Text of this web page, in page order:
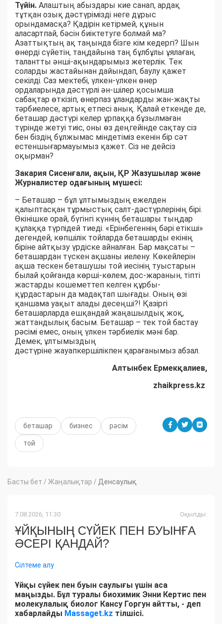
Түйін. Алаштың абыздары кие санап, ардақ
тұтқан озық дәстүрімізді неге дұрыс
орындамасқа? Қадірін кетірмей, құнын
аласартпай, бәсін биіктетуге болмай ма?
Азаттықтың ақ таңында бізге кім кедергі? Шын
өнерді сүйетін, таңдайына таң бұлбұлы ұялаған,
талантты әнші-ақындарымыз жетерлік. Тек
соларды жастайынан дайындап, баулу қажет
секілді. Саз мектебі, үлкен-үлкен өнер
ордаларында дәстүрлі ән-шілер қосымша
сабақтар өткізіп, өнерпаз ұландарды жан-жақты
тәрбиелесе, артық етпесі анық. Қалай еткенде де,
беташар дәстүрі келер ұрпаққа бұзылмаған
түрінде жетуі тиіс, оны өз деңгейінде сақтау сіз
бен біздің бұлжымас міндетіміз екенін бір сәт
естеншығармауымыз қажет. Сіз не дейсіз
оқырман?
Закария Сисенғали, ақын, ҚР Жазушылар және
Журналистер одағының мүшесі:
– Беташар – бұл ұлтымыздың ежелден
қалыптасқан тұрмыстық салт-дәстүрлерінің бірі.
Өкінішке орай, бүгінгі күннің беташары тыңдар
құлаққа түрпідей тиеді. «Ерінбегеннің бәрі етікші»
дегендей, көпшілік тойларда беташарды екінің
біріне айтқызу үрдіске айналған. Бар мақсаты –
беташардан түскен ақшаны иелену. Көкейлерін
ақша тескен беташушы той иесінің туыстарын
былай қойғанда көрші-көлем, дос-жаранын, тіпті
жастарды кошеметтеп келген құрбы-
құрдастарын да мадақтап шығады. Оның өзі
қаншама уақыт алады десеңші?! Қазіргі
беташарларда ешқандай жаңашылдық жоқ,
жаттандылық басым. Беташар – тек той бастау
рәсімі емес, оның үлкен тәрбиелік мәні бар.
Демек, ұлтымыздың
дәстүріне жауапкершілікпен қарағанымыз абзал.
Алтынбек Ермекқалиев,
zhaikpress.kz
беташар бизнес рәсім
той
Басты бет / Жаңалықтар / Денсаулық
7.08.2026, 11:30 Оқылды:
ҰЙҚЫНЫҢ СҮЙЕК ПЕН БУЫНҒА
ӘСЕРІ ҚАНДАЙ?
Сілтеме алу
Ұйқы сүйек пен буын саулығы үшін аса
маңызды. Бұл туралы биохимик Энни Кертис пен
молекулалық биолог Кансу Горгун айтты, - деп
хабарлайды Massaget.kz тілшісі.